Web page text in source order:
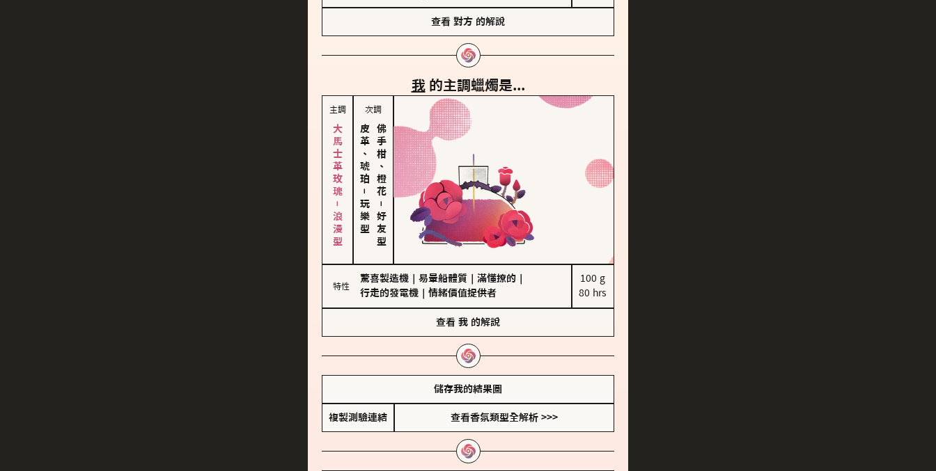
查看 對方 的解說
我 的主調蠟燭是...
主調
大馬士革玫瑰－浪漫型
次調
皮革、琥珀
－
玩樂型
佛手柑、橙花
－
好友型
特性
驚喜製造機 易暈船體質 滿懂撩的
行走的發電機
情緒價值提供者
100 g
80 hrs
查看 我 的解說
儲存我的結果圖
複製測驗連結 查看香氛類型全解析 >>>